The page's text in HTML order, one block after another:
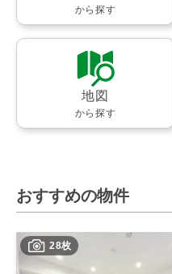
から探す
地図
から探す
おすすめの物件
28枚